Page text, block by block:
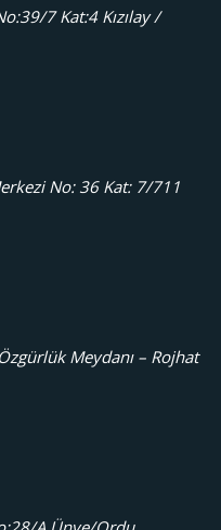
7 Kat:4 Kızılay /
No: 36 Kat: 7/711
Meydanı – Rojhat